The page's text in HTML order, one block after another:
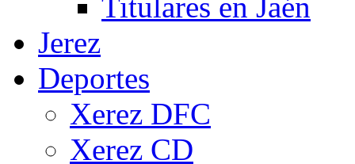
Jerez
Deportes
Xerez DFC
Xerez CD